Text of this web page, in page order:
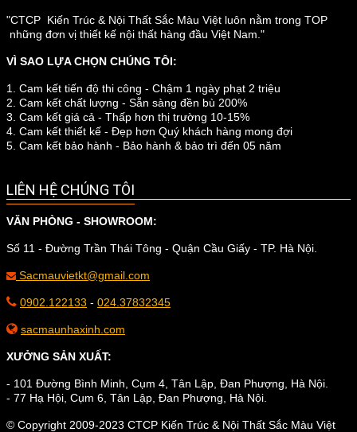
"CTCP Kiến Trúc & Nội Thất Sắc Màu Việt luôn nằm trong TOP
những đơn vị thiết kế nội thất hàng đầu Việt Nam."
VÌ SAO LỰA CHỌN CHÚNG TÔI:
1. Cam kết tiến độ thi công - Chậm 1 ngày phạt 2 triệu
2. Cam kết chất lượng - Sẵn sàng đền bù 200%
3. Cam kết giá cả - Thấp hơn thị trường 10-15%
4. Cam kết thiết kế - Đẹp hơn Quý khách hàng mong đợi
5. Cam kết bảo hành - Bảo hành & bảo trì đến 05 năm
LIÊN HỆ CHÚNG TÔI
VĂN PHÒNG - SHOWROOM:
Số 11 - Đường Trần Thái Tông - Quận Cầu Giấy - TP. Hà Nội.
Sacmauvietkt@gmail.com
0902.122133 - 024.37832345
sacmaunhaxinh.com
XƯỞNG SẢN XUẤT:
- 101 Đường Bình Minh, Cụm 4, Tân Lập, Đan Phượng, Hà Nội.
- 77 Hạ Hội, Cụm 6, Tân Lập, Đan Phượng, Hà Nội.
© Copyright 2009-2023 CTCP Kiến Trúc & Nội Thất Sắc Màu Việt